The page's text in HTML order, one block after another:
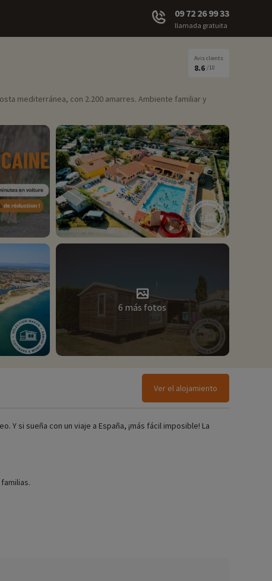
09 72 26 99 33
llamada gratuita
Avis clients
8.6 /10
mediterránea, con 2.200 amarres. Ambiente familiar y
6 más fotos
Ver el alojamiento
Y si sueña con un viaje a España, ¡más fácil imposible! La